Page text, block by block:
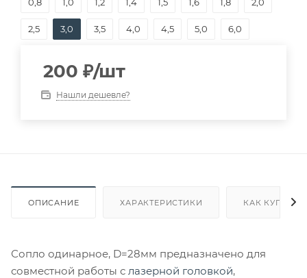
2,5 3,0 3,5 4,0 4,5 5,0 6,0
200 ₽/шт
Нашли дешевле?
ОПИСАНИЕ ХАРАКТЕРИСТИКИ КАК КУПИТЬ
Сопло одинарное, D=28мм предназначено для
совместной работы с лазерной головкой,